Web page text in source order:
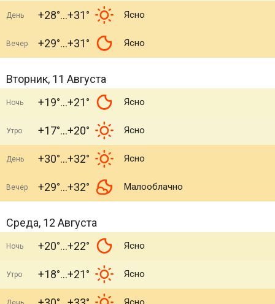
День +28° +31° Ясно
Вечер +29° +31° Ясно
Вторник, 11 Августа
Ночь +19° +21° Ясно
Утро +17° +20° Ясно
День +30° +32° Ясно
Вечер +29° +32° Малооблачно
Среда, 12 Августа
Ночь +20° +22° Ясно
Утро +18° +21° Ясно